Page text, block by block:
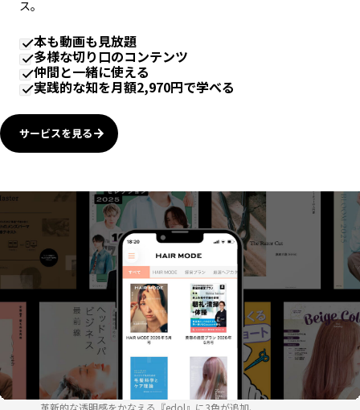
ス。
本も動画も見放題
多様な切り口のコンテンツ
仲間と一緒に使える
実践的な知を月額2,970円で学べる
サービスを見る
革新的な透明感をかなえる『edol』に3色が追加、